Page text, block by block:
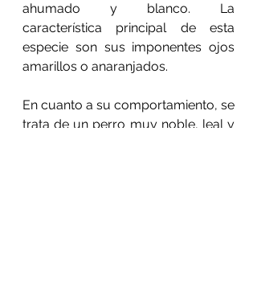
ahumado y blanco. La
característica principal de esta
especie son sus imponentes ojos
amarillos o anaranjados.
En cuanto a su comportamiento, se
trata de un perro muy noble, leal y